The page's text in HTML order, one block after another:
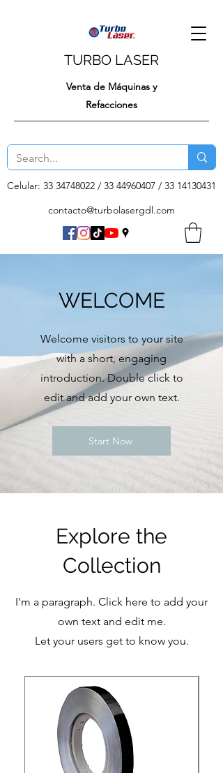
TURBO LASER
Venta de Máquinas y
Refacciones
Celular: 33 34748022 / 33 44960407 / 33 14130431
contacto@turbolasergdl.com
WELCOME
Welcome visitors to your site
with a short, engaging
introduction. Double click to
edit and add your own text.
Start Now
Explore the
Collection
I'm a paragraph. Click here to add your
own text and edit me.
Let your users get to know you.